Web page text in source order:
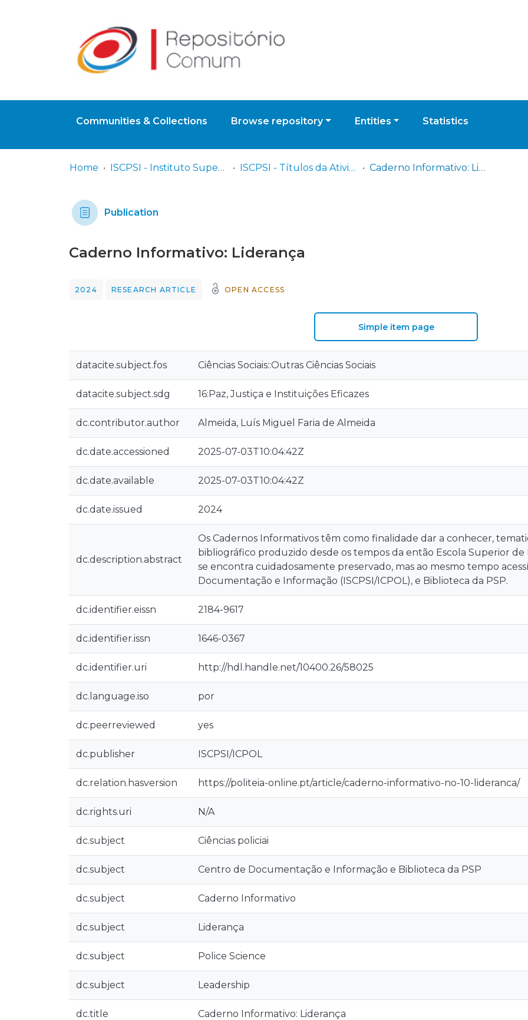
Communities & Collections Browse repository Entities Statistics
Home ISCPSI - Instituto Superior de Ciências Policiais e Segurança Interna ISCPSI - Títulos da Atividade Científica Caderno Informativo: Liderança
Publication
Caderno Informativo: Liderança
2024 RESEARCH ARTICLE OPEN ACCESS
Simple item page
datacite.subject.fos Ciências Sociais::Outras Ciências Sociais
datacite.subject.sdg 16:Paz, Justiça e Instituições Eficazes
dc.contributor.author Almeida, Luís Miguel Faria de Almeida
dc.date.accessioned 2025-07-03T10:04:42Z
dc.date.available 2025-07-03T10:04:42Z
dc.date.issued 2024
dc.description.abstract
Os Cadernos Informativos têm como finalidade dar a conhecer,
bibliográfico produzido desde os tempos da então Escola Superior de
se encontra cuidadosamente preservado, mas ao mesmo tempo
Documentação e Informação (ISCPSI/ICPOL), e Biblioteca da PSP.
dc.identifier.eissn 2184-9617
dc.identifier.issn 1646-0367
dc.identifier.uri http://hdl.handle.net/10400.26/58025
dc.language.iso por
dc.peerreviewed yes
dc.publisher ISCPSI/ICPOL
dc.relation.hasversion https://politeia-online.pt/article/caderno-informativo-no-10-lideranca/
dc.rights.uri N/A
dc.subject Ciências policiai
dc.subject Centro de Documentação e Informação e Biblioteca da PSP
dc.subject Caderno Informativo
dc.subject Liderança
dc.subject Police Science
dc.subject Leadership
dc.title Caderno Informativo: Liderança